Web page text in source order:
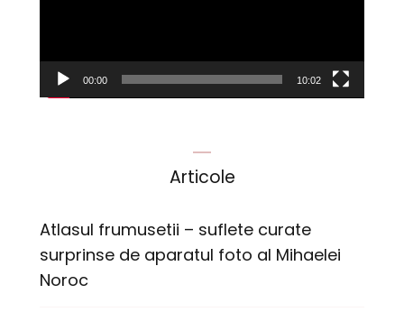
00:00 10:02
Articole
Atlasul frumusetii – suflete curate
surprinse de aparatul foto al Mihaelei
Noroc